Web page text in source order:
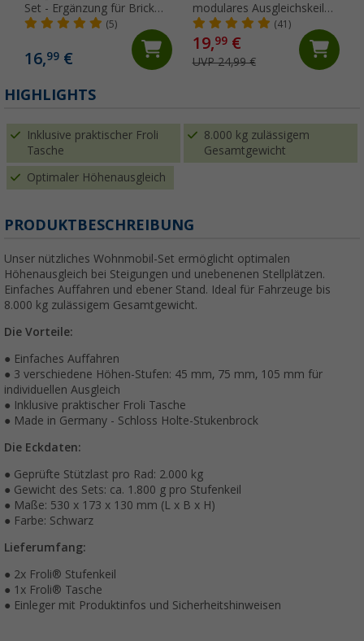
Set - Ergänzung für Brick
Leveler
(5)
16,99 €
modulares Ausgleichskeil
Set 10 teilig
(41)
19,99€
UVP 24,99 €
HIGHLIGHTS
Inklusive praktischer Froli
Tasche
8.000 kg zulässigem
Gesamtgewicht
Optimaler Höhenausgleich
PRODUKTBESCHREIBUNG
Unser nützliches Wohnmobil-Set ermöglicht optimalen
Höhenausgleich bei Steigungen und unebenenen Stellplätzen.
Einfaches Auffahren und ebener Stand. Ideal für Fahrzeuge bis
8.000 kg zulässigem Gesamtgewicht.
Die Vorteile:
● Einfaches Auffahren
● 3 verschiedene Höhen-Stufen: 45 mm, 75 mm, 105 mm für
individuellen Ausgleich
● Inklusive praktischer Froli Tasche
● Made in Germany - Schloss Holte-Stukenbrock
Die Eckdaten:
● Geprüfte Stützlast pro Rad: 2.000 kg
● Gewicht des Sets: ca. 1.800 g pro Stufenkeil
● Maße: 530 x 173 x 130 mm (L x B x H)
● Farbe: Schwarz
Lieferumfang:
● 2x Froli® Stufenkeil
● 1x Froli® Tasche
● Einleger mit Produktinfos und Sicherheitshinweisen